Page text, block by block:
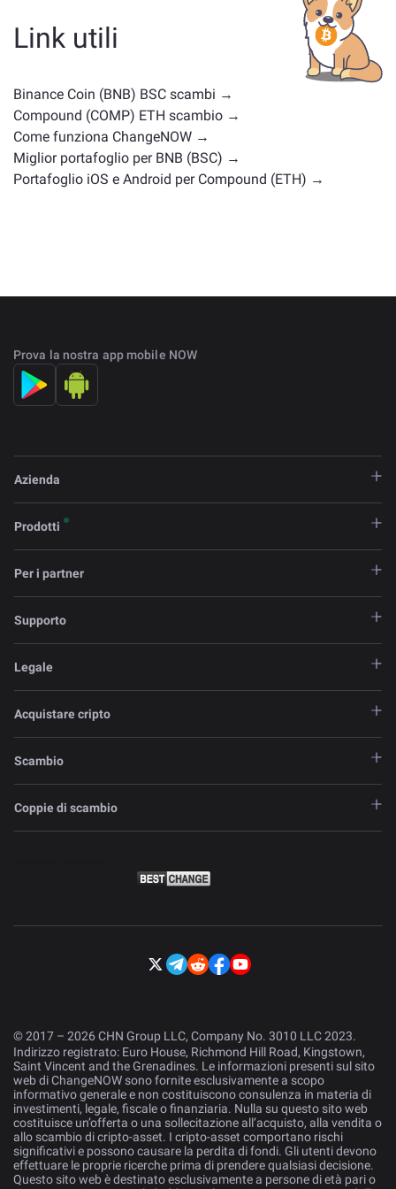
comuni includono altre criptovalute con casi d'uso o
posizioni di mercato simili. Controlla tutti gli asset
pagina principale di
scambio.
Link utili
Binance Coin (BNB) BSC scambi →
Compound (COMP) ETH scambio →
Come funziona ChangeNOW →
Miglior portafoglio per BNB (BSC) →
Portafoglio iOS e Android per Compound (ETH) →
Prova la nostra app mobile NOW
Azienda
Prodotti
Per i partner
Supporto
Legale
Acquistare cripto
Scambio
Coppie di scambio
© 2017 – 2026 CHN Group LLC, Company No. 3010 LLC 2023.
Indirizzo registrato: Euro House, Richmond Hill Road, Kingstown,
Saint Vincent and the Grenadines. Le informazioni presenti sul sito
web di ChangeNOW sono fornite esclusivamente a scopo
informativo generale e non costituiscono consulenza in materia di
investimenti, legale, fiscale o finanziaria. Nulla su questo sito web
costituisce un’offerta o una sollecitazione all’acquisto, alla vendita o
allo scambio di cripto-asset. I cripto-asset comportano rischi
significativi e possono causare la perdita di fondi. Gli utenti devono
effettuare le proprie ricerche prima di prendere qualsiasi decisione.
Questo sito web è destinato esclusivamente a persone di età pari o